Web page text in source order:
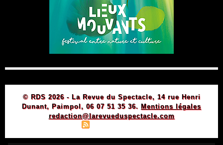
© RDS 2026 - La Revue du Spectacle, 14 rue Henri
Dunant, Paimpol, 06 07 51 35 36. Mentions légales
redaction@larevueduspectacle.com